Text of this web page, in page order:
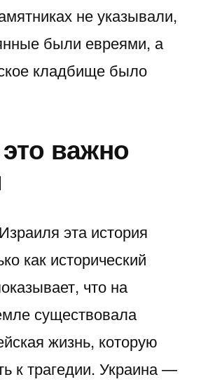
не указывали,
были евреями, а
кладбище было
важно
эта история
как исторический
что на
существовала
жизнь, которую
к трагедии. Украина —